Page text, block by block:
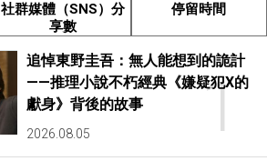
社群媒體（SNS）分
享數
停留時間
1
追悼東野圭吾：無人能想到的詭計
——推理小說不朽經典《嫌疑犯X的
獻身》背後的故事
2026.08.05